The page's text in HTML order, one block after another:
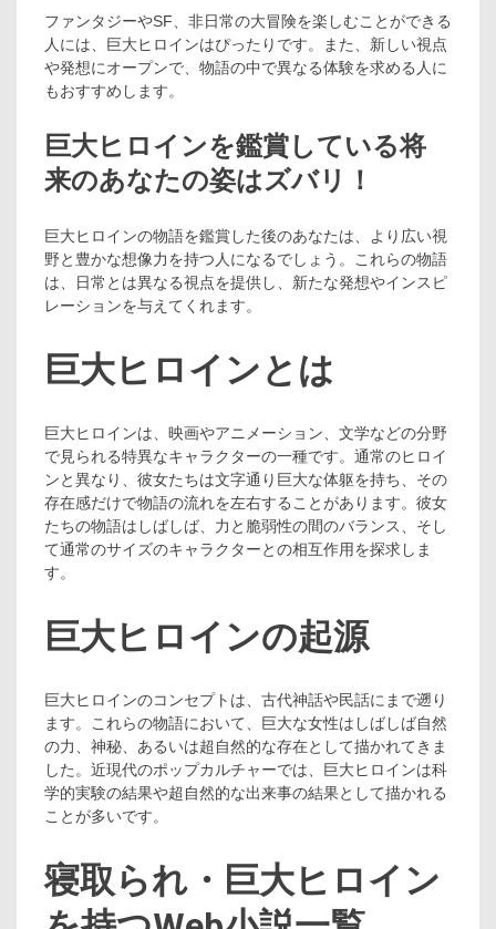
ファンタジーやSF、非日常の大冒険を楽しむことができる
人には、巨大ヒロインはぴったりです。また、新しい視点
や発想にオープンで、物語の中で異なる体験を求める人に
もおすすめします。
巨大ヒロインを鑑賞している将
来のあなたの姿はズバリ！
巨大ヒロインの物語を鑑賞した後のあなたは、より広い視
野と豊かな想像力を持つ人になるでしょう。これらの物語
は、日常とは異なる視点を提供し、新たな発想やインスピ
レーションを与えてくれます。
巨大ヒロインとは
巨大ヒロインは、映画やアニメーション、文学などの分野
で見られる特異なキャラクターの一種です。通常のヒロイ
ンと異なり、彼女たちは文字通り巨大な体躯を持ち、その
存在感だけで物語の流れを左右することがあります。彼女
たちの物語はしばしば、力と脆弱性の間のバランス、そし
て通常のサイズのキャラクターとの相互作用を探求しま
す。
巨大ヒロインの起源
巨大ヒロインのコンセプトは、古代神話や民話にまで遡り
ます。これらの物語において、巨大な女性はしばしば自然
の力、神秘、あるいは超自然的な存在として描かれてきま
した。近現代のポップカルチャーでは、巨大ヒロインは科
学的実験の結果や超自然的な出来事の結果として描かれる
ことが多いです。
寝取られ・巨大ヒロイン